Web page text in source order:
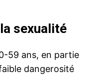
sexualité
59 ans, en partie
dangerosité